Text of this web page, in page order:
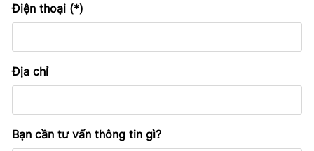
Điện thoại (*)
Địa chỉ
Bạn cần tư vấn thông tin gì?